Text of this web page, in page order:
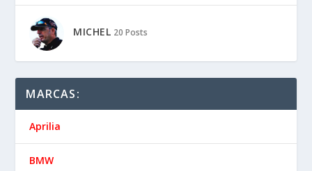
MICHEL 20 Posts
MARCAS:
Aprilia
BMW